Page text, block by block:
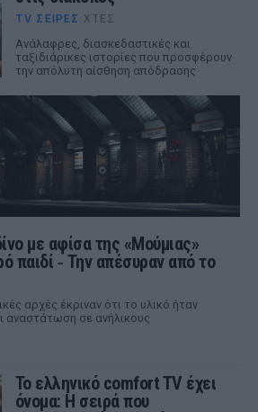
TV ΣΕΙΡΈΣ ΧΤΕΣ
Aνάλαφρες, διασκεδαστικές και
ταξιδιάρικες ιστορίες που προσφέρουν
την απόλυτη αίσθηση απόδρασης
με αφίσα της «Μούμιας»
παιδί ‑ Την απέσυραν από το
αρχές έκριναν ότι το υλικό ήταν
αναστάτωση σε ανήλικους
Το ελληνικό comfort TV έχει
όνομα: Η σειρά που